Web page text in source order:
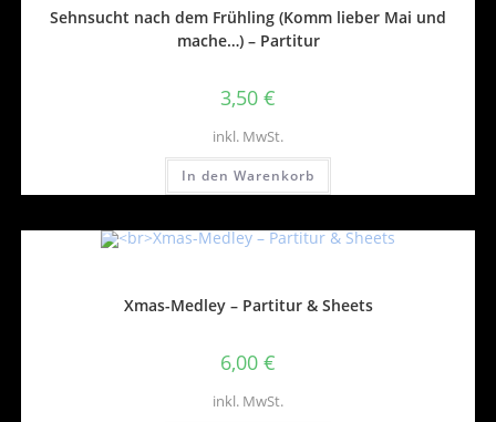
Sehnsucht nach dem Frühling (Komm lieber Mai und
mache…) – Partitur
3,50 €
inkl. MwSt.
In den Warenkorb
Xmas-Medley – Partitur & Sheets
6,00 €
inkl. MwSt.